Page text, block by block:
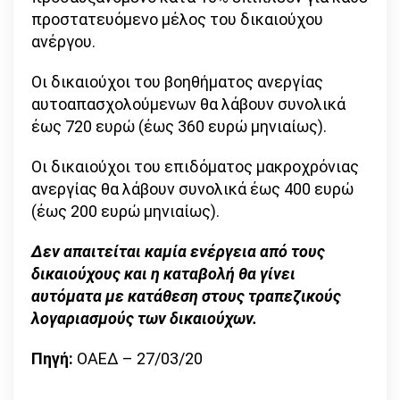
προστατευόμενο μέλος του δικαιούχου
ανέργου.
Οι δικαιούχοι του βοηθήματος ανεργίας
αυτοαπασχολούμενων θα λάβουν συνολικά
έως 720 ευρώ (έως 360 ευρώ μηνιαίως).
Οι δικαιούχοι του επιδόματος μακροχρόνιας
ανεργίας θα λάβουν συνολικά έως 400 ευρώ
(έως 200 ευρώ μηνιαίως).
Δεν απαιτείται καμία ενέργεια από τους
δικαιούχους και η καταβολή θα γίνει
αυτόματα με κατάθεση στους τραπεζικούς
λογαριασμούς των δικαιούχων.
Πηγή: ΟΑΕΔ – 27/03/20